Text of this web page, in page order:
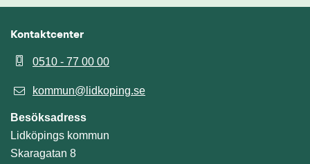
Kontaktcenter
0510 - 77 00 00
kommun@lidkoping.se
Besöksadress
Lidköpings kommun
Skaragatan 8